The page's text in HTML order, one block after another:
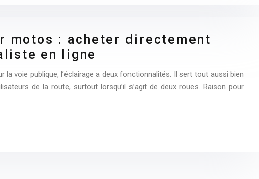
motos : acheter directement
en ligne
la voie publique, l’éclairage a deux fonctionnalités. Il sert tout aussi bien
de la route, surtout lorsqu’il s’agit de deux roues. Raison pour